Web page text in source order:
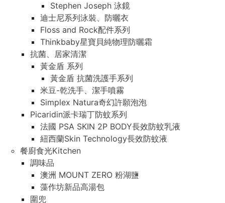
Stephen Joseph 泳鏡
迪士尼系列泳裝、防曬衣
Floss and Rock配件系列
Thinkbaby星寶貝純物理防曬霜
抗菌、居家清潔
黃金盾 系列
黃金盾 抗菌洗護手系列
米豆-乾洗手、潔手噴霧
Simplex Natura奇幻許願泡泡
Picaridin派卡瑞丁防蚊系列
法國 PSA SKIN 2P BODY長效防蚊乳液
紐西蘭Skin Technology長效防蚊液
餐廚食光Kitchen
調味品
澳洲 MOUNT ZERO 粉湖鹽
藻作坊新品高湯包
圍兜